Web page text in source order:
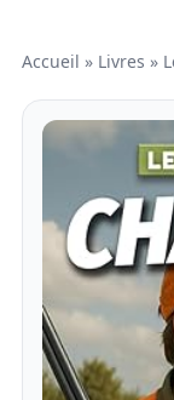
Accueil » Livres »